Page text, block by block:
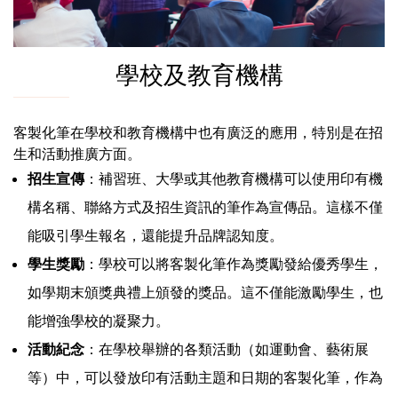
學校及教育機構
客製化筆在學校和教育機構中也有廣泛的應用，特別是在招
生和活動推廣方面。
招生宣傳：補習班、大學或其他教育機構可以使用印有機
構名稱、聯絡方式及招生資訊的筆作為宣傳品。這樣不僅
能吸引學生報名，還能提升品牌認知度。
學生獎勵 ：學校可以將客製化筆作為獎勵發給優秀學生，
如學期末頒獎典禮上頒發的獎品。這不僅能激勵學生，也
能增強學校的凝聚力。
活動紀念 ：在學校舉辦的各類活動（如運動會、藝術展
等）中，可以發放印有活動主題和日期的客製化筆，作為